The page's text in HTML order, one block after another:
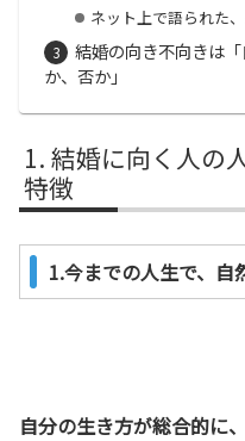
ネット上で語られた
結婚の向き不向きは
か、否か」
結婚に向く人の
特徴
1.今までの人生で、自
自分の生き方が総合的に